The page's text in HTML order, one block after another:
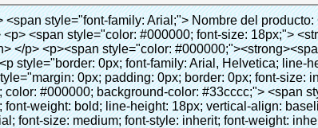
line-height: 18px; vertical-align: baseline; word-wrap: break-word; color: #333333;">&nbsp;</p> <p style="border: 0px; font-family: Arial, Helvetica; line-height: 18px; vertical-align: baseline; word-wrap: break-word; color: #333333;"> <span style="margin: 0px; padding: 0px; border: 0px; font-size: inherit; font-style: inherit; font-weight: bold; line-height: 18px; vertical-align: baseline; color: #000000;"> <span style="margin: 0px; padding: 0px; border: 0px; font-size: 16px; font-style: inherit; font-weight: inherit; line-height: 24px; vertical-align: baseline;"> <span style="margin: 0px; padding: 0px; border: 0px; font-size: inherit; font-style: inherit; font-weight: inherit; line-height: 24px; vertical-align: baseline; background-color: #33cccc;"> Ámbito de aplicación para cubierta dispenser: </span> </span> </span> </p> <p style="border: 0px; font-family: Arial, Helvetica; line-height: 18px; vertical-align: baseline; word-wrap: break-word; color: #333333;"><br> <span style="margin: 0px; padding: 0px; border: 0px; font-size: inherit; font-style: inherit; font-weight: inherit; line-height: 18px; vertical-align: baseline; color: #000000;"> <span style="margin: 0px; padding: 0px; border: 0px; font-size: 14px; font-style: inherit; font-weight: inherit; line-height: 21px; vertical-align: baseline;"> <span style="margin: 0px; padding: 0px; border: 0px; font-size: inherit; font-style: inherit; font-weight: bold; line-height: 21px; vertical-align: baseline;"> Bienes raíces: </span> </span> Modelo de casa, residencia de alta calidad, etc </span> </p> <p style="border: 0px; font-family: Arial, Helvetica; line-height: 18px; vertical-align: baseline; word-wrap: break-word; color: #333333;"><br> <span style="margin: 0px; padding: 0px; border: 0px; font-size: inherit; font-style: inherit; font-weight: inherit; line-height: 18px; vertical-align: baseline; color: #000000;"> <span style="margin: 0px; padding: 0px; border: 0px; font-size: 14px; font-style: inherit; font-weight: inherit; line-height: 21px; vertical-align: baseline;"> <span style="margin: 0px; padding: 0px; border: 0px; font-size: inherit; font-style: inherit; font-weight: bold; line-height: 21px; vertical-align: baseline;"> Sistema de educación: </span> </span> Jardín de infantes, escuela, sala de ordenadores, investigación y docencia, laboratorio, etc </span> </p> <p style="border: 0px; font-family: Arial, Helvetica; line-height: 18px; vertical-align: baseline; word-wrap: break-word; color: #333333;"><br> <span style="margin: 0px; padding: 0px; border: 0px; font-size: inherit; font-style: inherit; font-weight: inherit; line-height: 18px; vertical-align: baseline; color: #000000;"> <span style="margin: 0px; padding: 0px; border: 0px; font-size: 14px; font-style: inherit; font-weight: inherit; line-height: 21px; vertical-align: baseline;"> <span style="margin: 0px; padding: 0px; border: 0px; font-size: inherit; font-style: inherit; font-weight: bold; line-height: 21px; vertical-align: baseline;"> Empresa: </span> </span> Fábrica electrónica, fábrica de productos farmacéuticos, industria química, fábrica de alimentos, sin polvo, etc </span> </p> <p style="border: 0px; font-family: Arial, Helvetica; line-height: 18px; vertical-align: baseline; word-wrap: break-word; color: #333333;"><br> <span style="margin: 0px; padding: 0px; border: 0px; font-size: inherit; font-style: inherit; font-weight: inherit; line-height: 18px; vertical-align: baseline; color: #000000;"> <span style="margin: 0px; padding: 0px; border: 0px; font-size: 14px; font-style: inherit; font-weight: inherit; line-height: 21px; vertical-align: baseline;"> <span style="margin: 0px; padding: 0px; border: 0px; font-size: inherit; font-style: inherit; font-weight: bold; line-height: 21px; vertical-align: baseline;"> Público: </span> </span> Alto grado club, hotel, museo, sala de reuniones de